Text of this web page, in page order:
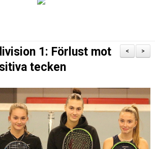
>
<
1: Förlust mot
tecken